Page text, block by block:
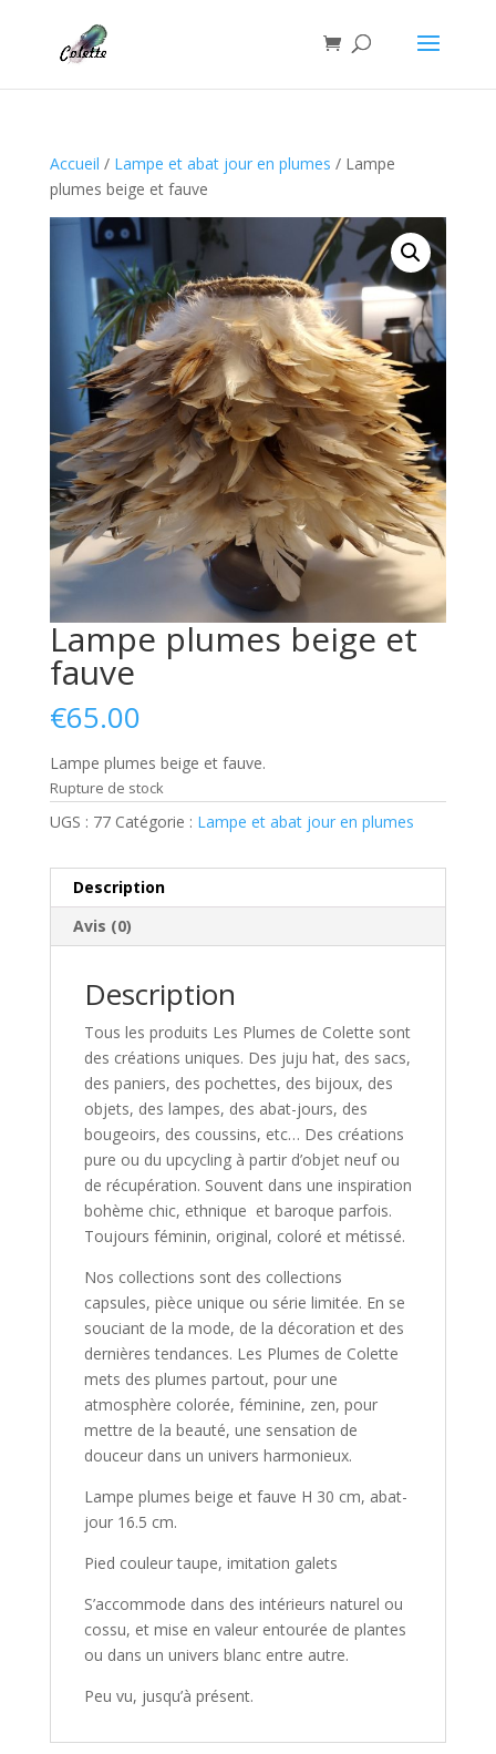
Accueil / Lampe et abat jour en plumes / Lampe
plumes beige et fauve
Lampe plumes beige et
fauve
€65.00
Lampe plumes beige et fauve.
Rupture de stock
UGS : 77 Catégorie : Lampe et abat jour en plumes
Description
Avis (0)
Description
Tous les produits Les Plumes de Colette sont
des créations uniques. Des juju hat, des sacs,
des paniers, des pochettes, des bijoux, des
objets, des lampes, des abat-jours, des
bougeoirs, des coussins, etc… Des créations
pure ou du upcycling à partir d’objet neuf ou
de récupération. Souvent dans une inspiration
bohème chic, ethnique et baroque parfois.
Toujours féminin, original, coloré et métissé.
Nos collections sont des collections
capsules, pièce unique ou série limitée. En se
souciant de la mode, de la décoration et des
dernières tendances. Les Plumes de Colette
mets des plumes partout, pour une
atmosphère colorée, féminine, zen, pour
mettre de la beauté, une sensation de
douceur dans un univers harmonieux.
Lampe plumes beige et fauve H 30 cm, abat-
jour 16.5 cm.
Pied couleur taupe, imitation galets
S’accommode dans des intérieurs naturel ou
cossu, et mise en valeur entourée de plantes
ou dans un univers blanc entre autre.
Peu vu, jusqu’à présent.